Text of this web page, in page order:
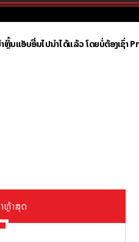
ຫຼິ້ນແອັບອື່ນໄປນຳໄດ້ແລ້ວ ໂດຍບໍ່ຕ້ອງເຊົ່າ
ຫຼ້າສຸດ